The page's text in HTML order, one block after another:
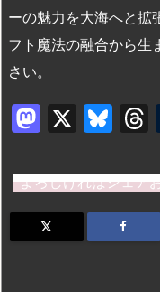
ーの魅力を大海へと拡
フト魔法の融合から生
さい。
M
st
o
d
X
Bl
e
s
k
a
よろしければシェア